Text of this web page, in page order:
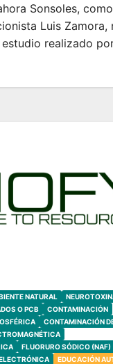
Sonsoles,
Luis Zamora,
realizado
NATURAL
O PCB
CONTAMINACIÓN
CONTAMINACIÓN
FLUORURO SÓDICO (NAF)
EDUCACIÓN